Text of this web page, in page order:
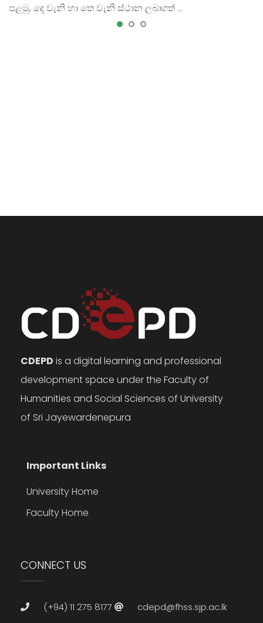
පළමු, දෙ වැනි හා තෙ වැනි ස්ථාන ලබාගත් …
CDEPD is a digital learning and professional
development space under the Faculty of
Humanities and Social Sciences of University
of Sri Jayewardenepura
Important Links
University Home
Faculty Home
CONNECT US
(+94) 11 275 8177
cdepd@fhss.sjp.ac.lk